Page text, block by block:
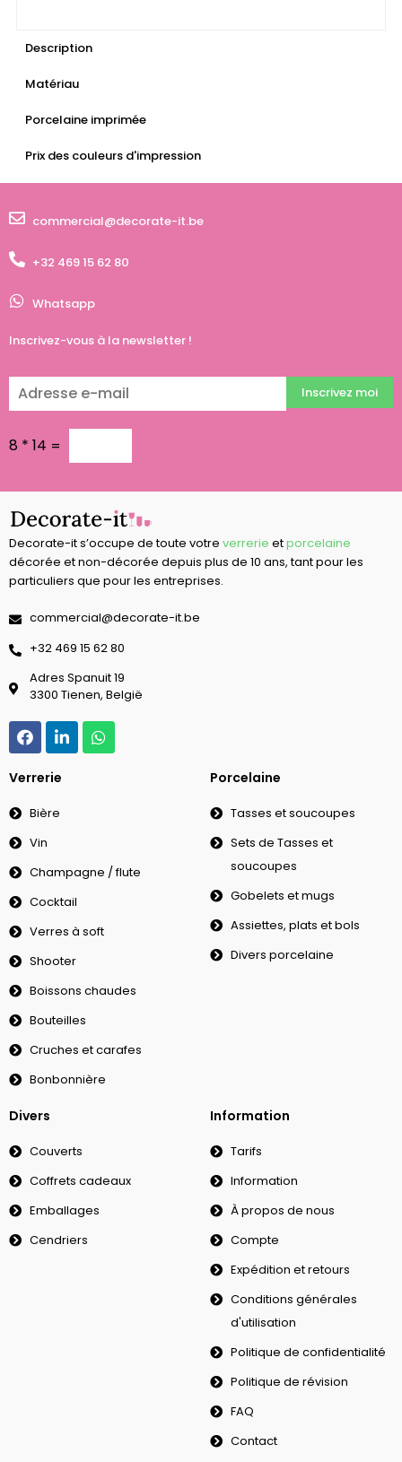
Description
Matériau
Porcelaine imprimée
Prix des couleurs d'impression
commercial@decorate-it.be
+32 469 15 62 80
Whatsapp
Inscrivez-vous à la newsletter !
8 * 14 =
Inscrivez moi
Decorate-it s’occupe de toute votre verrerie etporcelaine
décorée et non-décorée depuis plus de 10 ans, tant pour les
particuliers que pour les entreprises.
commercial@decorate-it.be
‭+32 469 15 62 80‬
Adres Spanuit 19
3300 Tienen, België
Verrerie
Bière
Vin
Champagne / flute
Cocktail
Verres à soft
Shooter
Boissons chaudes
Bouteilles
Cruches et carafes
Bonbonnière
Porcelaine
Tasses et soucoupes
Sets de Tasses et
soucoupes
Gobelets et mugs
Assiettes, plats et bols
Divers porcelaine
Divers
Couverts
Coffrets cadeaux
Emballages
Cendriers
Information
Tarifs
Information
À propos de nous
Compte
Expédition et retours
Conditions générales
d'utilisation
Politique de confidentialité
Politique de révision
FAQ
Contact